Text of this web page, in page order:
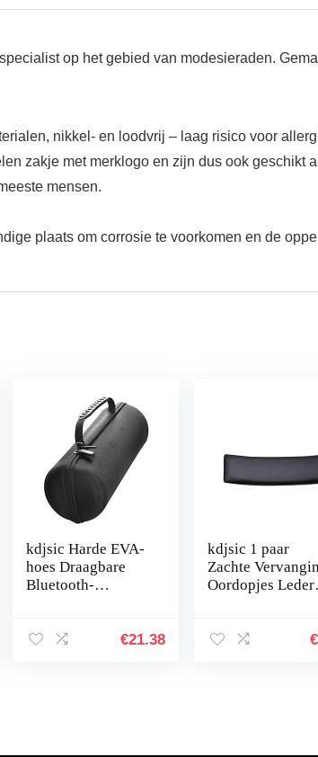
op het gebied van modesieraden.
nikkel- en loodvrij – laag risico voor
zakje met merklogo en zijn dus ook geschikt
mensen.
plaats om corrosie te voorkomen en de
kdjsic Harde EVA-
hoes Draagbare
Bluetooth-
Beschermende €21.38
kdjsic 1 paar
Zachte
Oordopjes
AKG K550
€